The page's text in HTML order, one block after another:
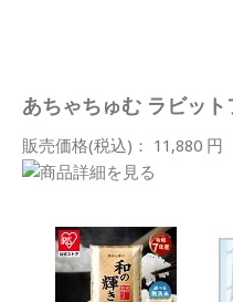
あちゃちゅむ ラビッ
販売価格(税込)： 11,880 円